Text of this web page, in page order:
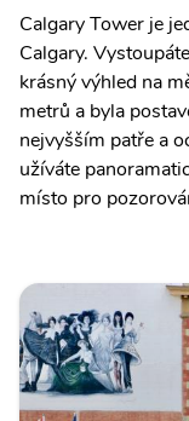
Calgary Tower je
Calgary.
krásný výhled na
metrů a byla
nejvyšším patře a
užíváte
místo pro